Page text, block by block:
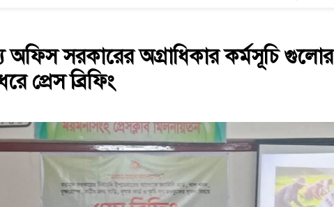
অফিস সরকারের অগ্রাধিকার কর্মসূচি গুলোর
প্রেস ব্রিফিং